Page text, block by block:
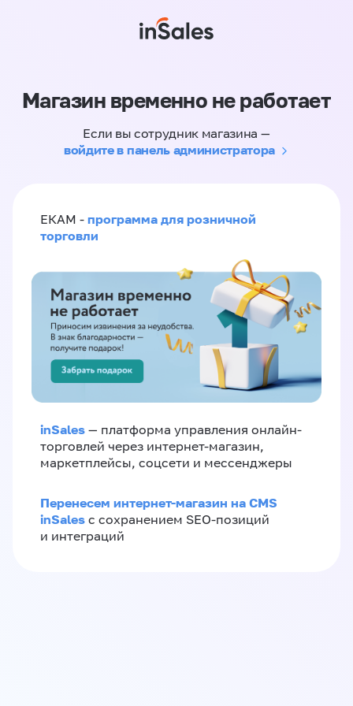
Магазин временно не работает
Если вы сотрудник магазина —
войдите в панель администратора
ЕКАМ - программа для розничной
торговли
inSales — платформа управления онлайн-
торговлей через интернет-магазин,
маркетплейсы, соцсети и мессенджеры
Перенесем интернет-магазин на CMS
inSales с сохранением SEO-позиций
и интеграций